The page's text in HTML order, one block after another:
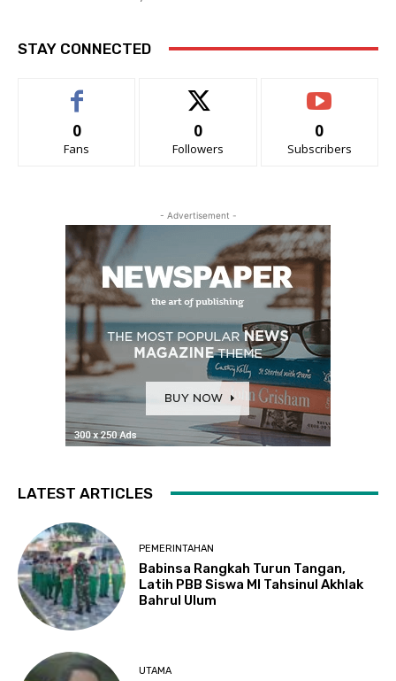
STAY CONNECTED
0
Fans
0
Followers
0
Subscribers
- Advertisement -
LATEST ARTICLES
PEMERINTAHAN
Babinsa Rangkah Turun Tangan,
Latih PBB Siswa MI Tahsinul Akhlak
Bahrul Ulum
UTAMA